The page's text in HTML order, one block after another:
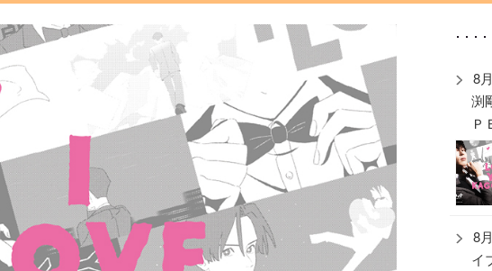
8
渕
Ｐ
8
イ